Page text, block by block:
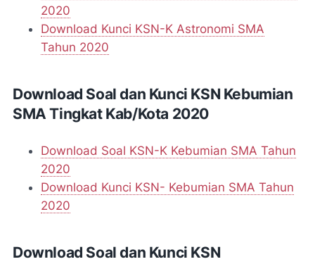
2020
Download Kunci KSN-K Astronomi SMA
Tahun 2020
Download Soal dan Kunci KSN Kebumian
SMA Tingkat Kab/Kota 2020
Download Soal KSN-K Kebumian SMA Tahun
2020
Download Kunci KSN- Kebumian SMA Tahun
2020
Download Soal dan Kunci KSN